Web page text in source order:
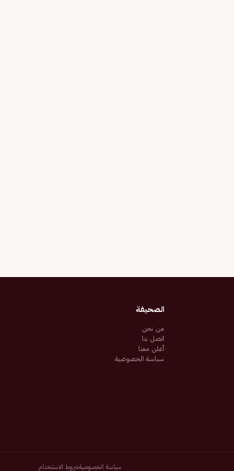
الصحيفة
من نحن
اتصل بنا
أعلن معنا
سياسة الخصوصية
سياسة الخصوصيةشروط الاستخدام